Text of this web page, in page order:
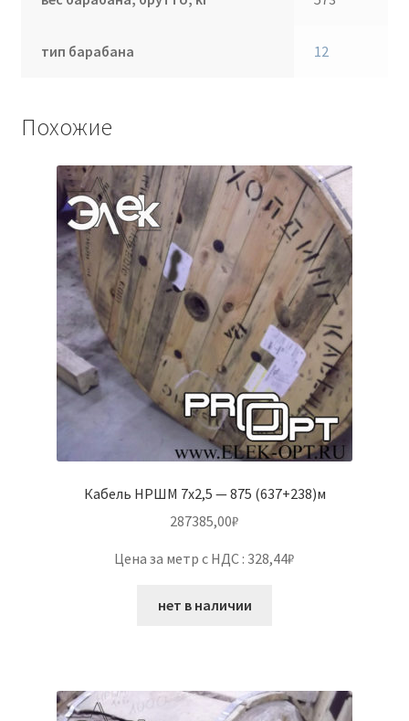
тип барабана 12
Похожие
Кабель НРШМ 7х2,5 — 875 (637+238)м
287385,00₽
Цена за метр с НДС : 328,44₽
нет в наличии